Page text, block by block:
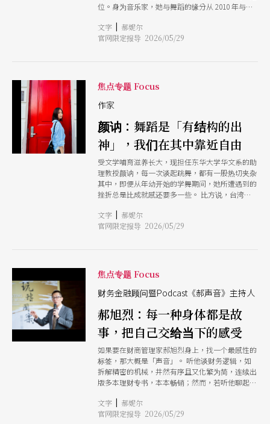
位。身为音乐家，她与舞蹈的缘分从 2010 年与周
场漫长的探索，在广达演艺厅的发展期里，她发现
声音、影像与身体三者，在当下竟能「一起呼
已透过音符与声响，渗透进舞者的肌理。 王榆钧
的艺术背景深植於戏剧，曾参与过肢体工作坊、感
受过葛罗托斯基（Jerzy Grotowski）的身体课。
体有一种「基本认识」，但也正因如此，她更著迷
于舞者身上那种超越语言的表达。 「音乐或声
响，本来就不是透过语言的路径来表达。而舞蹈最
迷人的地方，就是当身体变成语言的时候。」她
说。 在戏剧作品中，通常有一个具体的文本作为
支撑；但在舞蹈里，主题往往是抽象的、心理性
的。她举例说明，周书毅在《看得见的城市，看不
见的人》试图用骨骼的关节去表达城市的「拆除与
重建」，而王榆钧在创作声音与音乐时，思考的就
不再只是悦耳的旋律，而是如何营造一个声音状
态、氛围，或者其他的可能。「在这过程中，我发
在其中自由地填补想像。」她说。 在长年的跨界
合作中，王榆钧最享受的，莫过于那种「思考逻辑
完全不同」的撞击。她笑著分享，有时自己在工作
室里磨出了一段节奏感强、能量饱满的音乐，满心
期待地带去排练场，编舞家听完却摇摇头说：「我
觉得跳不起来。」反而是有几次，她带著片段、破
碎、甚至让她感到有些「心虚」的声音去试验，编
舞家却惊喜地回应：「我觉得这个很好！」 「那
种感觉非常新鲜，」榆钧眼底闪烁著好奇，「我原
本不确定这些破碎的东西能有什么对话，但真正动
身体的人，他们理解音乐的方式跟我完全不同。这
种化学反应，让我每一次跟舞蹈对话，都像是一个
全新的开始。」 「虽然我再怎么动，都不会是舞
者的身体，但我对舞台上的人之于声音的感受，充
文字 | 郝妮尔
官网限定报导 2026/05/29
焦点专题 Focus
作家
颜讷：舞蹈是「有结构的出
神」，我们在其中靠近自由
受文学哺育滋养长大，现担任东华大学华文系的助
理教授颜讷，每一次谈起跳舞，都有一股热切夹杂
其中，即便从年幼开始的学舞期间，她所遭遇到的
挫折总是比成就感还要多一些。 比方说，台湾某
也去了，当时跟其他小朋友一起摆『小天鹅』的姿
势，整个人要弯起来、想办法让脚趾头碰到头部，
有小朋友都记得要穿裤袜，只有我光腿穿著高衩舞
衣跳舞，光是用看得都觉得羞耻。」诸如此类的例
子，颜讷一口气就可以抖出好几个，虽然说，即便
该算是一种，我们最难从自身逃离的表达形式
吧？」她说。 她一直离舞蹈不远。长大的时候开
始自行接触街舞，走进音乐，感受自己身体的样
子，颜讷形容，跳舞是一种非常纯粹的快乐，虽然
她难免还是会有一双抽离的眼睛，且不断以那双眼
睛审视自己够不够美、够不够好。说到这里，她分
享：「这样的状况，一直到我去纽约上GAGA
People的时候才有所翻转。」
文字 | 郝妮尔
官网限定报导 2026/05/29
焦点专题 Focus
财务金融顾问暨Podcast《郝声音》主持人
郝旭烈：每一种身体都是故
事，把自己交给当下的感受
如果要在财商管理家郝旭烈身上，找一个最感性的
标签，那大概是「声音」。 听他谈财务逻辑，如
拆解精密的机械，井然有序且又化繁为简，连续出
版多本理财专书，本本畅销；然而，若听他聊起艺
敢、饱满，热情无限。那样的理性，与这样的感
性，在郝旭烈的身体里融为一体，并化作
文字 | 郝妮尔
官网限定报导 2026/05/29